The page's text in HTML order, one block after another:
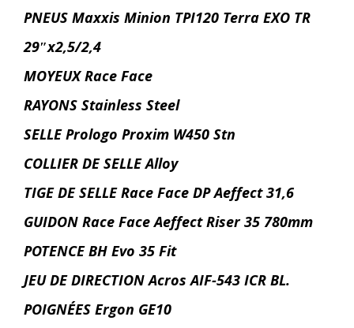
PNEUS Maxxis Minion TPI120 Terra EXO TR
29″x2,5/2,4
MOYEUX Race Face
RAYONS Stainless Steel
SELLE Prologo Proxim W450 Stn
COLLIER DE SELLE Alloy
TIGE DE SELLE Race Face DP Aeffect 31,6
GUIDON Race Face Aeffect Riser 35 780mm
POTENCE BH Evo 35 Fit
JEU DE DIRECTION Acros AIF-543 ICR BL.
POIGNÉES Ergon GE10